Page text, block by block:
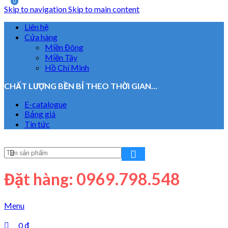
Skip to navigationSkip to main content
Liên hệ
Cửa hàng
Miền Đông
Miền Tây
Hồ Chí Minh
CHẤT LƯỢNG BỀN BỈ THEO THỜI GIAN…
E-catalogue
Bảng giá
Tin tức
Đặt hàng: 0969.798.548
Menu
0
0₫